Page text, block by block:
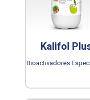
Bioactivadores
Kalifol